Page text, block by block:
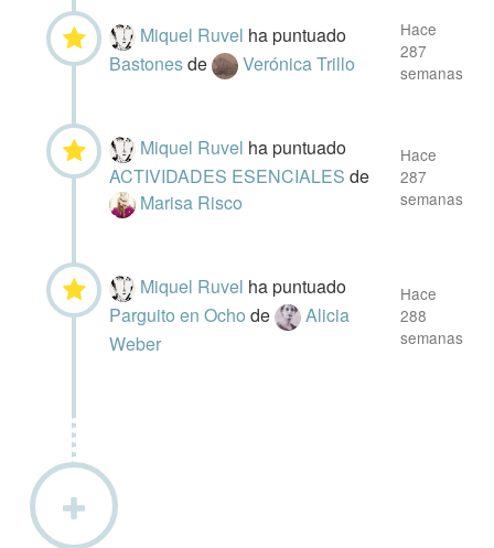
Miquel Ruvel ha puntuado
Bastonesde Verónica Trillo
Hace
287
semanas
Miquel Ruvel ha puntuado
ACTIVIDADES ESENCIALESde
Marisa Risco
Hace
287
semanas
Miquel Ruvel ha puntuado
Parguito en Ochode
Alicia
Weber
Hace
288
semanas